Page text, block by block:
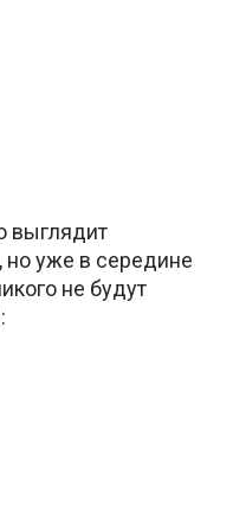
выглядит
уже в середине
не будут